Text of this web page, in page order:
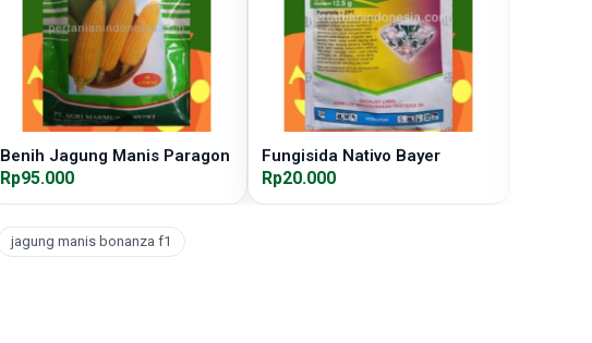
Benih Jagung Manis Paragon
Rp95.000
Fungisida Nativo Bayer
Rp20.000
jagung manis bonanza f1